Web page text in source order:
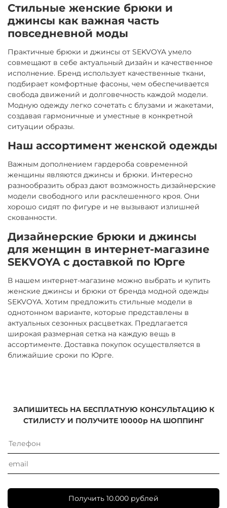
Стильные женские брюки и
джинсы как важная часть
повседневной моды
Практичные брюки и джинсы от SEKVOYA умело
совмещают в себе актуальный дизайн и качественное
исполнение. Бренд использует качественные ткани,
подбирает комфортные фасоны, чем обеспечивается
свобода движений и долговечность каждой модели.
Модную одежду легко сочетать с блузами и жакетами,
создавая гармоничные и уместные в конкретной
ситуации образы.
Наш ассортимент женской одежды
Важным дополнением гардероба современной
женщины являются джинсы и брюки. Интересно
разнообразить образ дают возможность дизайнерские
модели свободного или расклешенного кроя. Они
хорошо сидят по фигуре и не вызывают излишней
скованности.
Дизайнерские брюки и джинсы
для женщин в интернет-магазине
SEKVOYA с доставкой по Юрге
В нашем интернет-магазине можно выбрать и купить
женские джинсы и брюки от бренда модной одежды
SEKVOYA. Хотим предложить стильные модели в
однотонном варианте, которые представлены в
актуальных сезонных расцветках. Предлагается
широкая размерная сетка на каждую вещь в
ассортименте. Доставка покупок осуществляется в
ближайшие сроки по Юрге.
ЗАПИШИТЕСЬ НА БЕСПЛАТНУЮ КОНСУЛЬТАЦИЮ К
СТИЛИСТУ И ПОЛУЧИТЕ 10000р НА ШОППИНГ
Получить 10.000 рублей